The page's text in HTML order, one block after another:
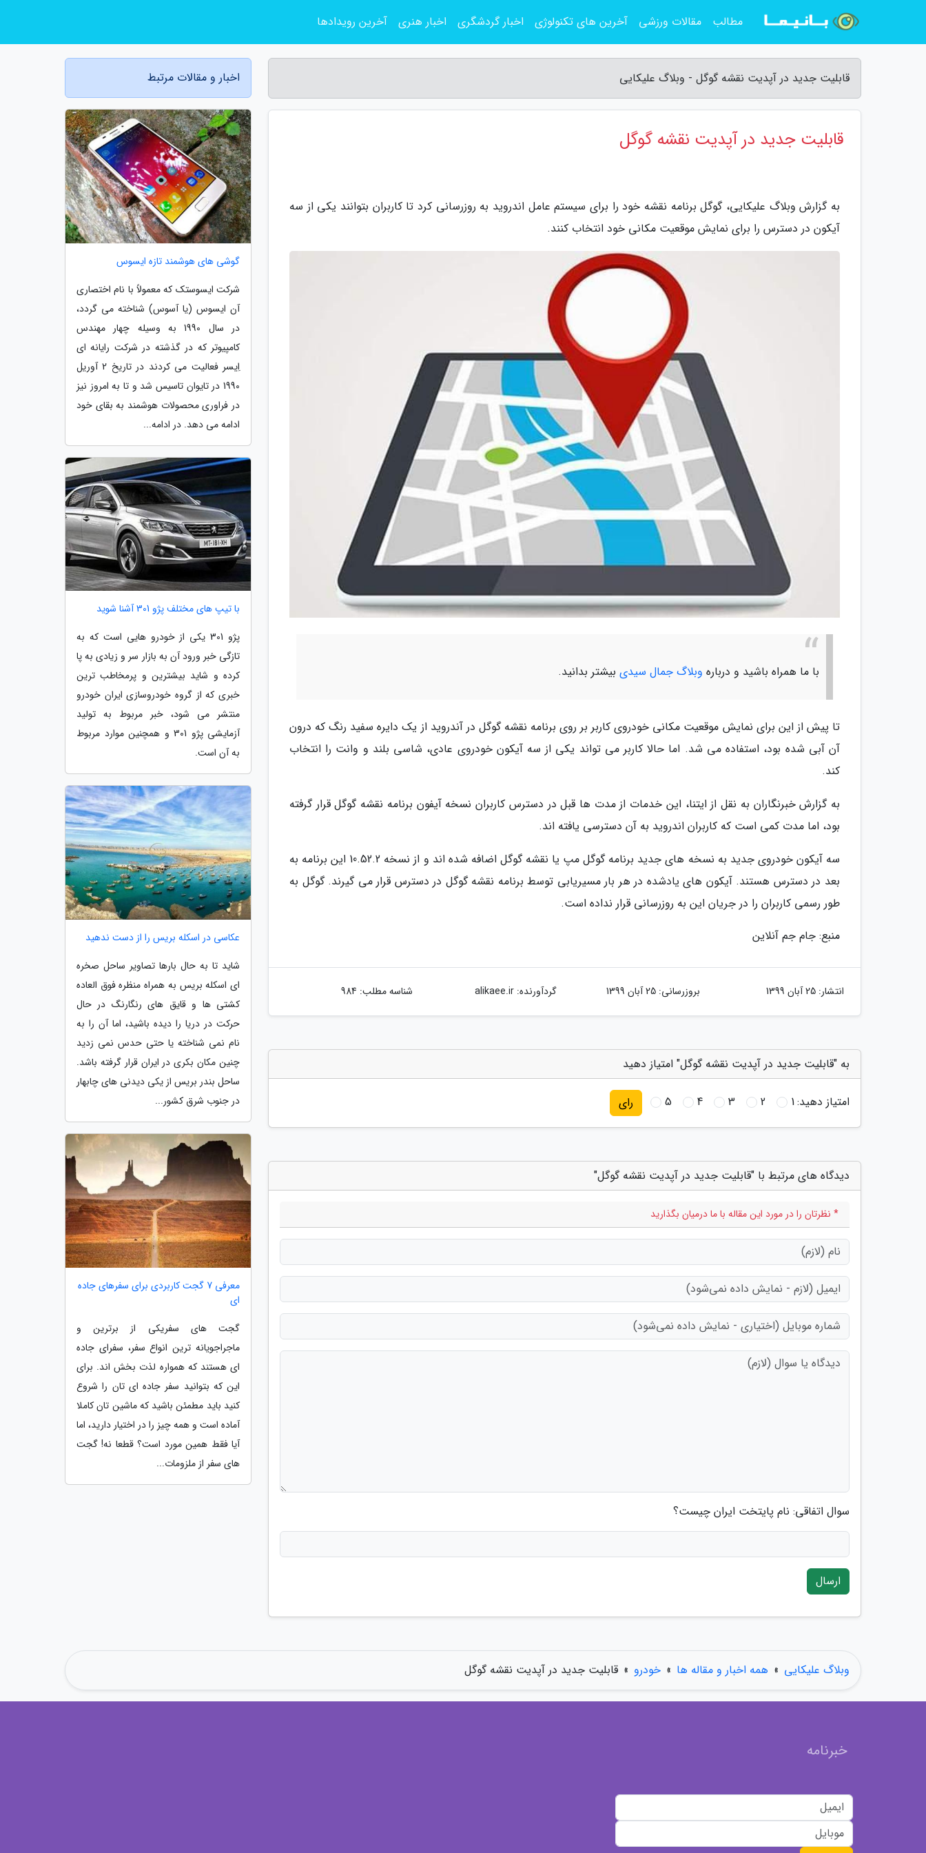
قابلیت جدید در آپدیت نقشه گوگل - وبلاگ علیکایی
قابلیت جدید در آپدیت نقشه گوگل
به گزارش وبلاگ علیکایی، گوگل برنامه نقشه خود را برای سیستم عامل اندروید به روزرسانی کرد تا کاربران بتوانند یکی از سه
آیکون در دسترس را برای نمایش موقعیت مکانی خود انتخاب کنند.
با ما همراه باشید و درباره وبلاگ جمال سیدی بیشتر بدانید.
تا پیش از این برای نمایش موقعیت مکانی خودروی کاربر بر روی برنامه نقشه گوگل در آندروید از یک دایره سفید رنگ که درون
آن آبی شده بود، استفاده می شد. اما حالا کاربر می تواند یکی از سه آیکون خودروی عادی، شاسی بلند و وانت را انتخاب
کند.
به گزارش خبرنگاران به نقل از ایتنا، این خدمات از مدت ها قبل در دسترس کاربران نسخه آیفون برنامه نقشه گوگل قرار گرفته
بود، اما مدت کمی است که کاربران اندروید به آن دسترسی یافته اند.
سه آیکون خودروی جدید به نسخه های جدید برنامه گوگل مپ یا نقشه گوگل اضافه شده اند و از نسخه 10.52.2 این برنامه به
بعد در دسترس هستند. آیکون های یادشده در هر بار مسیریابی توسط برنامه نقشه گوگل در دسترس قرار می گیرند. گوگل به
طور رسمی کاربران را در جریان این به روزرسانی قرار نداده است.
منبع: جام جم آنلاین
انتشار: 25 آبان 1399 بروزرسانی: 25 آبان 1399 گردآورنده:alikaee.ir شناسه مطلب: 984
به "قابلیت جدید در آپدیت نقشه گوگل" امتیاز دهید
امتیاز دهید:1
2
3
4
5 رای
دیدگاه های مرتبط با "قابلیت جدید در آپدیت نقشه گوگل"
* نظرتان را در مورد این مقاله با ما درمیان بگذارید
سوال اتفاقی: نام پایتخت ایران چیست؟
ارسال
اخبار و مقالات مرتبط
گوشی های هوشمند تازه ایسوس
شرکت ایسوستک که معمولاً با نام اختصاری
آن ایسوس (یا آسوس) شناخته می گردد،
در سال 1990 به وسیله چهار مهندس
کامپیوتر که در گذشته در شرکت رایانه ای
اِیسر فعالیت می کردند در تاریخ 2 آوریل
1990 در تایوان تاسیس شد و تا به امروز نیز
در فراوری محصولات هوشمند به بقای خود
ادامه می دهد. در ادامه...
با تیپ های مختلف پژو 301 آشنا شوید
پژو 301 یکی از خودرو هایی است که به
تازگی خبر ورود آن به بازار سر و زیادی به پا
کرده و شاید بیشترین و پرمخاطب ترین
خبری که از گروه خودروسازی ایران خودرو
منتشر می شود، خبر مربوط به تولید
آزمایشی پژو 301 و همچنین موارد مربوط
به آن است.
عکاسی در اسکله بریس را از دست ندهید
شاید تا به حال بارها تصاویر ساحل صخره
ای اسکله بریس به همراه منظره فوق العاده
کشتی ها و قایق های رنگارنگ در حال
حرکت در دریا را دیده باشید، اما آن را به
نام نمی شناخته یا حتی حدس نمی زدید
چنین مکان بکری در ایران قرار گرفته باشد.
ساحل بندر بریس از یکی دیدنی های چابهار
در جنوب شرق کشور...
معرفی 7 گجت کاربردی برای سفرهای جاده
ای
گجت های سفریکی از برترین و
ماجراجویانه ترین انواع سفر، سفرای جاده
ای هستند که همواره لذت بخش اند. برای
این که بتوانید سفر جاده ای تان را شروع
کنید باید مطمئن باشید که ماشین تان کاملا
آماده است و همه چیز را در اختیار دارید، اما
آیا فقط همین مورد است؟ قطعا نه! گجت
های سفر از ملزومات...
وبلاگ علیکایی » همه اخبار و مقاله ها » خودرو » قابلیت جدید در آپدیت نقشه گوگل
مطالب مقالات ورزشی آخرین های تکنولوژی اخبار گردشگری اخبار هنری آخرین رویدادها
خبرنامه